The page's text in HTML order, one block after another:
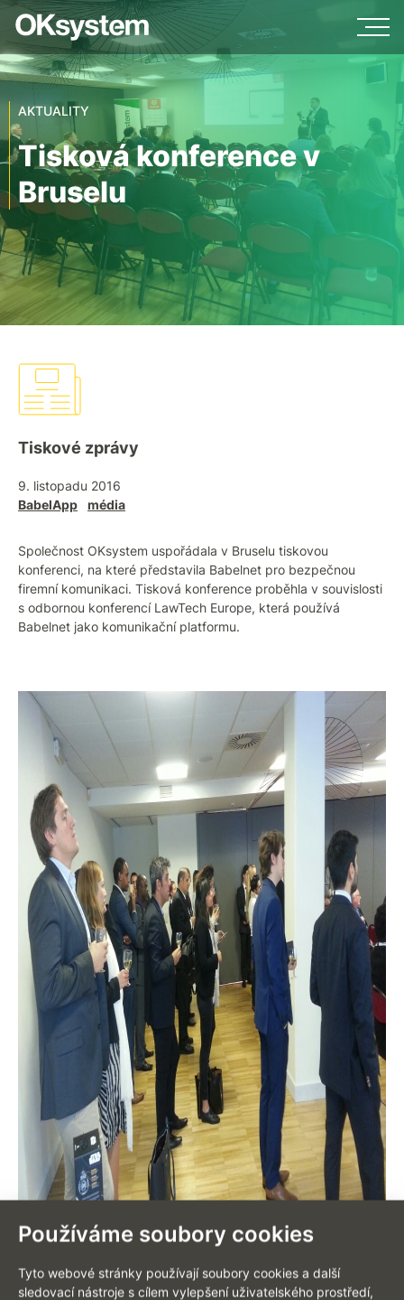
Používáme soubory cookies
Tyto webové stránky používají soubory cookies a další
sledovací nástroje s cílem vylepšení uživatelského prostředí,
AKTUALITY
Tisková konference v
Bruselu
Tiskové zprávy
9. listopadu 2016
BabelApp
média
Společnost OKsystem uspořádala v Bruselu tiskovou
konferenci, na které představila Babelnet pro bezpečnou
firemní komunikaci. Tisková konference proběhla v souvislosti
s odbornou konferencí LawTech Europe, která používá
Babelnet jako komunikační platformu.